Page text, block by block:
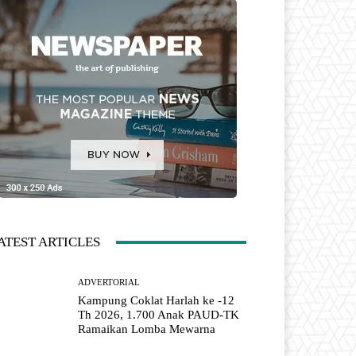
ARTICLES
ADVERTORIAL
Kampung Coklat Harlah ke -12
Th 2026, 1.700 Anak PAUD-TK
Ramaikan Lomba Mewarna